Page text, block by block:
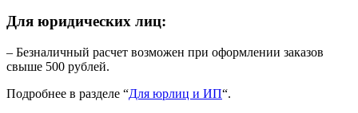
Для юридических лиц:
– Безналичный расчет возможен при оформлении заказов
свыше 500 рублей.
Подробнее в разделе “Для юрлиц и ИП“.